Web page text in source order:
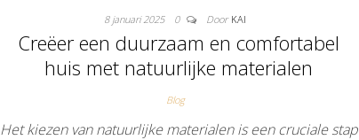
8 januari 2025 0 Door KAI
Creëer een duurzaam en comfortabel
huis met natuurlijke materialen
Blog
Het kiezen van natuurlijke materialen is een cruciale stap